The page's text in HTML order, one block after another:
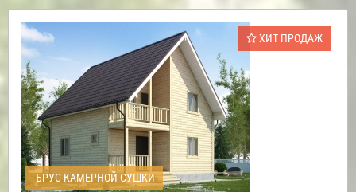
ХИТ ПРОДАЖ
БРУС КАМЕРНОЙ СУШКИ